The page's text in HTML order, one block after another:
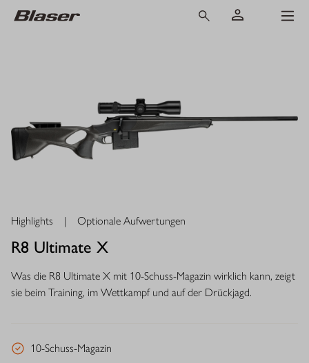
Highlights | Optionale Aufwertungen
R8 Ultimate X
Was die R8 Ultimate X mit 10-Schuss-Magazin wirklich kann, zeigt
sie beim Training, im Wettkampf und auf der Drückjagd.
10-Schuss-Magazin